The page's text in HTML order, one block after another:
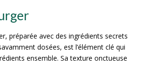
préparée avec des ingrédients secrets
dosées, est l’élément clé qui
ensemble. Sa texture onctueuse